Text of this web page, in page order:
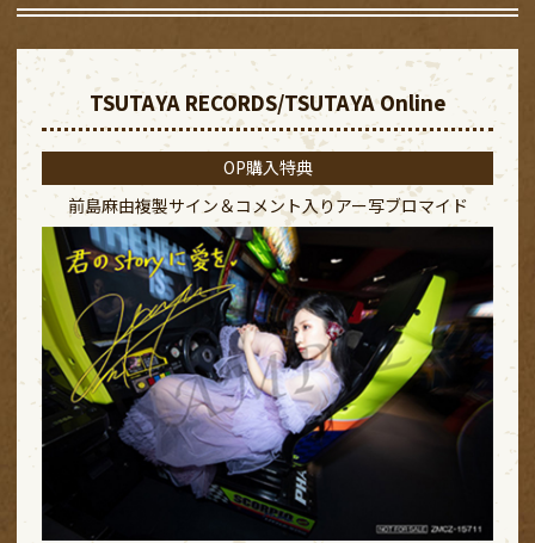
TSUTAYA RECORDS/TSUTAYA Online
OP購入特典
前島麻由複製サイン＆コメント入りアー写ブロマイド